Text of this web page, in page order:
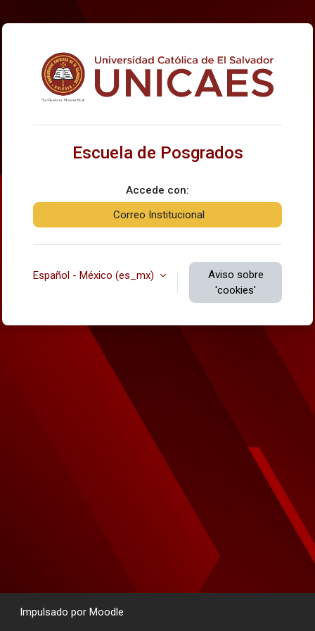
Ingresar a
Escuela de Posgrados
Accede con:
Correo Institucional
Español - México ‎(es_mx)‎
Aviso sobre
'cookies'
Impulsado por Moodle